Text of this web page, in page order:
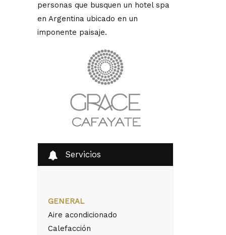
personas que busquen un hotel spa
en Argentina ubicado en un
imponente paisaje.
Servicios
GENERAL
Aire acondicionado
Calefacción